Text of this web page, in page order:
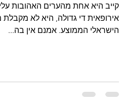
קייב היא אחת מהערים האהובות
אירופאית די גדולה, היא לא
הישראלי הממוצע. אמנם אין בה...